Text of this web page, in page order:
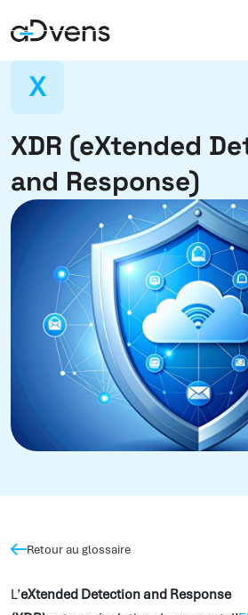
au
X
XDR (eXtended
and Response)
Retour au glossaire
L’eXtended Detection and Response